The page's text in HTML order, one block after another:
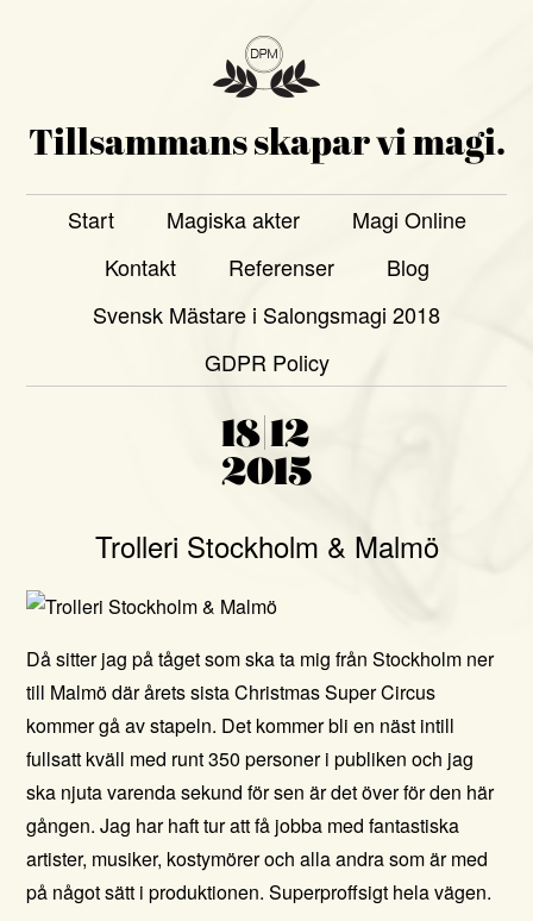
Tillsammans skapar vi magi.
Start Magiska akter
Magi Online
Kontakt
Referenser
Blog
Svensk Mästare i Salongsmagi 2018
GDPR Policy
18|12
2015
Trolleri Stockholm & Malmö
Då sitter jag på tåget som ska ta mig från Stockholm ner
till Malmö där årets sista Christmas Super Circus
kommer gå av stapeln. Det kommer bli en näst intill
fullsatt kväll med runt 350 personer i publiken och jag
ska njutavarenda sekund för sen är det över för den här
gången. Jag har haft tur att få jobba med fantastiska
artister, musiker, kostymörer och alla andra som är med
på något sätt i produktionen. Superproffsigt hela vägen.